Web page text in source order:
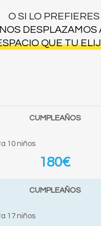
O SI LO PREFIERES
NOS DESPLAZAMOS
QUE TU
CUMPLEAÑOS
10 niños
180€
CUMPLEAÑOS
17 niños